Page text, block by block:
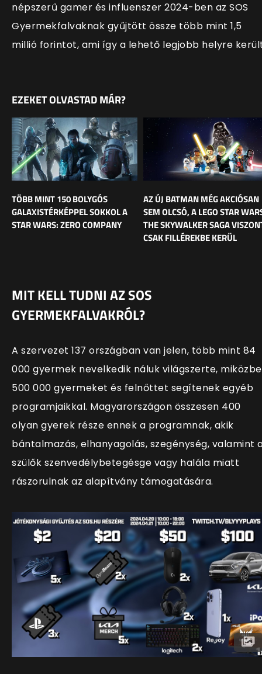
népszerű gamer és influenszer 2024-ben az SOS
Gyermekfalvaknak gyűjtött össze több mint 1,5
millió forintot, ami így a lehető legjobb helyre
EZEKET OLVASTAD MÁR?
TÖBB MINT 150 BOLYGÓS
GALAXISTÉRKÉPPEL SOKKOL A
STAR WARS: ZERO COMPANY
AZ ÚJ BATMAN MÉG AKCIÓSAN
SEM OLCSÓ, A LEGO STAR
THE SKYWALKER SAGA
CSAK FILLÉREKBE KERÜL
MIT KELL TUDNI AZ SOS
GYERMEKFALVAKRÓL?
A szervezet 137 országban van jelen, több mint 84
000 gyermek nevelkedik náluk világszerte,
500 000 gyermeket és felnőttet segítenek egyéb
programjaikkal. Magyarországon összesen 400
olyan gyerek része ennek a programnak, akik
bántalmazás, elhanyagolás, szegénység, valamint
szülők szenvedélybetegésge vagy halála miatt
rászorulnak az alapítvány támogatására.